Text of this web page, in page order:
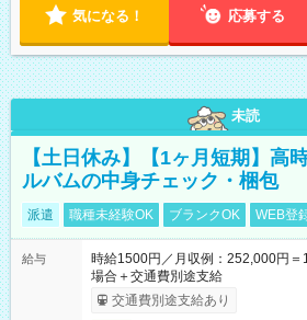
気になる！ 応募する
未読
【土日休み】【1ヶ月短期】高
ルバムの中身チェック・梱包
派遣 職種未経験OK ブランクOK WEB登
給与
時給1500円／月収例：252,000円
場合＋交通費別途支給
交通費別途支給あり